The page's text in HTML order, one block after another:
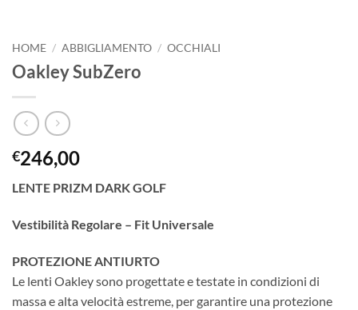
HOME / ABBIGLIAMENTO / OCCHIALI
Oakley SubZero
€246,00
LENTE PRIZM DARK GOLF
Vestibilità Regolare – Fit Universale
PROTEZIONE ANTIURTO
Le lenti Oakley sono progettate e testate in condizioni di
massa e alta velocità estreme, per garantire una protezione